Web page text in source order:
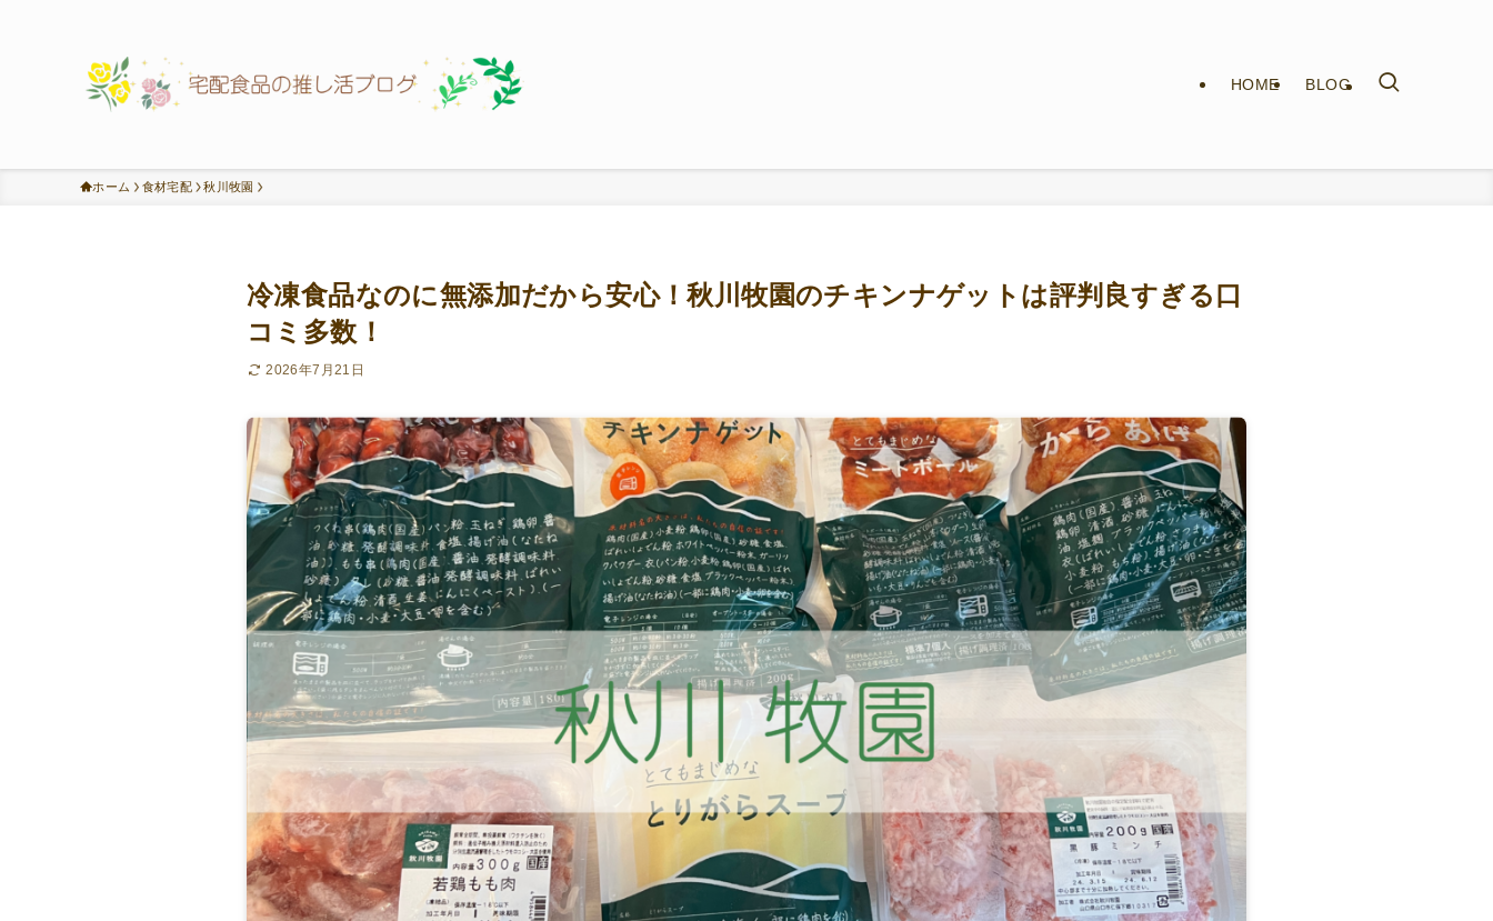
HOME BLOG
ホーム 食材宅配 秋川牧園
冷凍食品なのに無添加だから安心！秋川牧園のチキンナゲットは評判良すぎる口
コミ多数！
2026年7月21日